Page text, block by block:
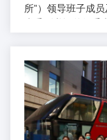
所”）领导班子成